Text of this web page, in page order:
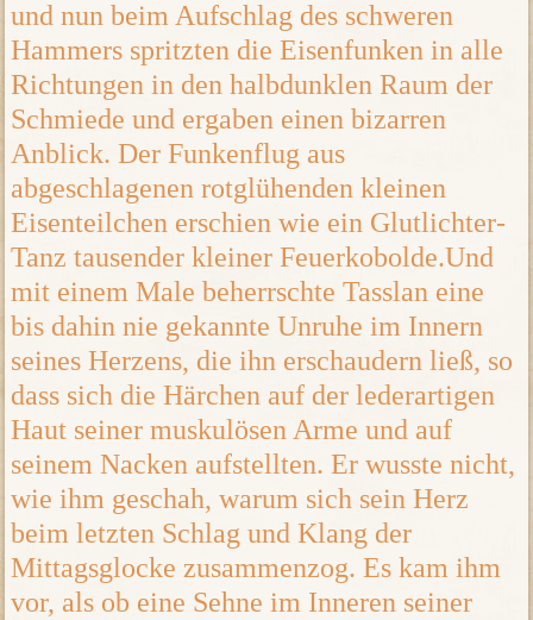
und nun beim Aufschlag des schweren
Hammers spritzten die Eisenfunken in alle
Richtungen in den halbdunklen Raum der
Schmiede und ergaben einen bizarren
Anblick. Der Funkenflug aus
abgeschlagenen rotglühenden kleinen
Eisenteilchen erschien wie ein Glutlichter-
Tanz tausender kleiner Feuerkobolde.Und
mit einem Male beherrschte Tasslan eine
bis dahin nie gekannte Unruhe im Innern
seines Herzens, die ihn erschaudern ließ, so
dass sich die Härchen auf der lederartigen
Haut seiner muskulösen Arme und auf
seinem Nacken aufstellten. Er wusste nicht,
wie ihm geschah, warum sich sein Herz
beim letzten Schlag und Klang der
Mittagsglocke zusammenzog. Es kam ihm
vor, als ob eine Sehne im Inneren seiner